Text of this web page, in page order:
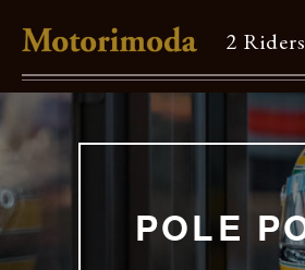
2 Riders
Shop Info
店舗一覧POLE